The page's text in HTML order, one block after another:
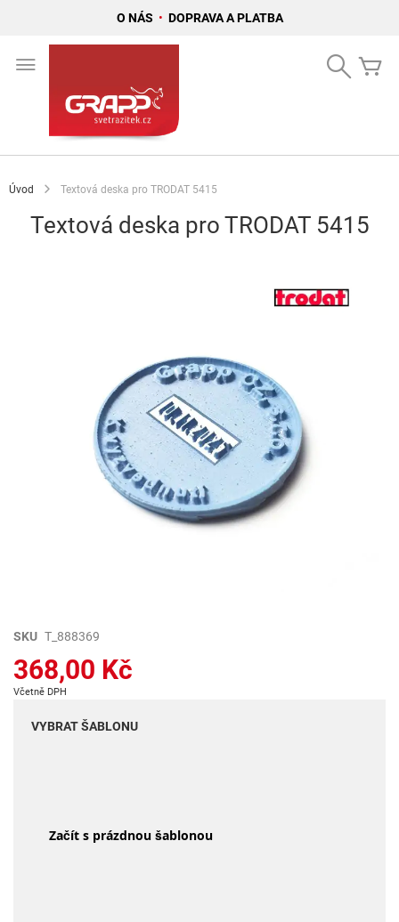
O NÁS • DOPRAVA A PLATBA
Search
Úvod Textová deska pro TRODAT 5415
Textová deska pro TRODAT 5415
Přeskočit
začátek
galerie
obrázky
SKU T_888369
368,00 Kč
Včetně DPH
VYBRAT ŠABLONU
Začít s prázdnou šablonou